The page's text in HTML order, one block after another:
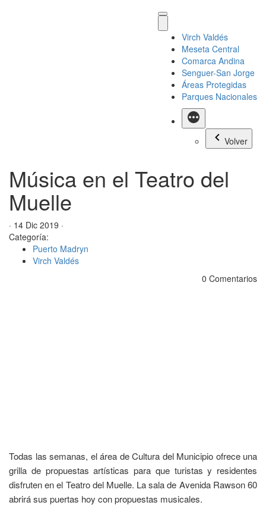
Virch Valdés
Meseta Central
Comarca Andina
Senguer-San Jorge
Áreas Protegidas
Parques Nacionales
Más
Volver
Música en el Teatro del
Muelle
· 14 Dic 2019 ·
Categoría:
Puerto Madryn
Virch Valdés
0 Comentarios
Todas las semanas, el área de Cultura del Municipio ofrece una
grilla de propuestas artísticas para que turistas y residentes
disfruten en el Teatro del Muelle. La sala de Avenida Rawson 60
abrirá sus puertas hoy con propuestas musicales.